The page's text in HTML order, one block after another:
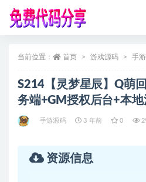
当前位置： 首页 游戏源码 手
S214【灵梦星辰】Q萌
务端+GM授权后台+本
手游源码 3 年前 0
资源信息